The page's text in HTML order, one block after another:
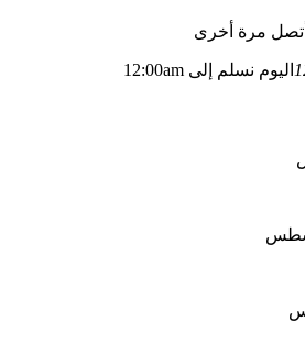
أتصل مرة أخرى
اليوم نسلم إلى 12:00am